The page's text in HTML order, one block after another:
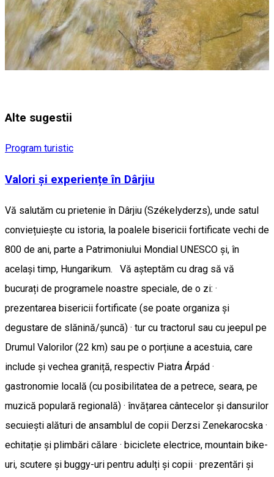
Alte sugestii
Program turistic
Valori și experiențe în Dârjiu
Vă salutăm cu prietenie în Dârjiu (Székelyderzs), unde satul
conviețuiește cu istoria, la poalele bisericii fortificate vechi de
800 de ani, parte a Patrimoniului Mondial UNESCO și, în
același timp, Hungarikum. Vă așteptăm cu drag să vă
bucurați de programele noastre speciale, de o zi: ·
prezentarea bisericii fortificate (se poate organiza și
degustare de slănină/șuncă) · tur cu tractorul sau cu jeepul pe
Drumul Valorilor (22 km) sau pe o porțiune a acestuia, care
include și vechea graniță, respectiv Piatra Árpád ·
gastronomie locală (cu posibilitatea de a petrece, seara, pe
muzică populară regională) · învățarea cântecelor și dansurilor
secuiești alături de ansamblul de copii Derzsi Zenekarocska ·
echitație și plimbări călare · biciclete electrice, mountain bike-
uri, scutere și buggy-uri pentru adulți și copii · prezentări și